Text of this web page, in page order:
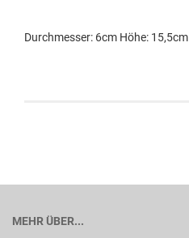
Durchmesser: 6cm Höhe: 15,5cm
MEHR ÜBER...